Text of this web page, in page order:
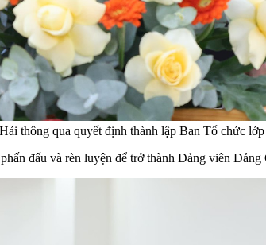
thông qua quyết định thành lập Ban Tổ chức
đấu và rèn luyện để trở thành Đảng viên Đảng